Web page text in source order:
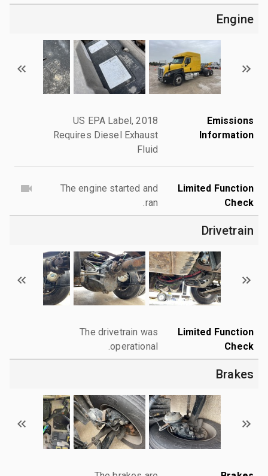
Engine
Emissions
Information
2018 US EPA Label,
Requires Diesel Exhaust
Fluid
Limited Function
Check
The engine started and
ran.
Drivetrain
Limited Function
Check
The drivetrain was
operational.
Brakes